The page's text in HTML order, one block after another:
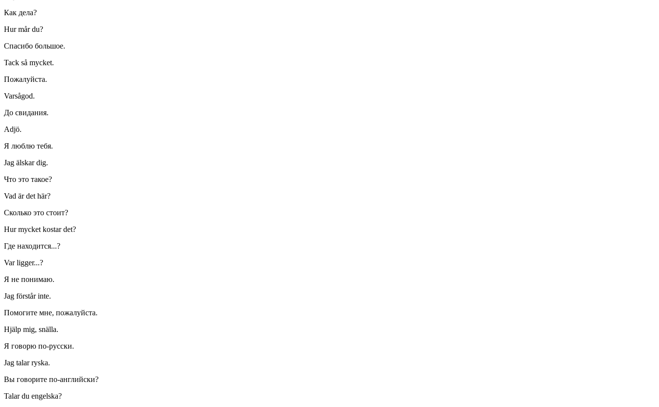
Как дела?
Hur mår du?
Спасибо большое.
Tack så mycket.
Пожалуйста.
Varsågod.
До свидания.
Adjö.
Я люблю тебя.
Jag älskar dig.
Что это такое?
Vad är det här?
Сколько это стоит?
Hur mycket kostar det?
Где находится...?
Var ligger...?
Я не понимаю.
Jag förstår inte.
Помогите мне, пожалуйста.
Hjälp mig, snälla.
Я говорю по-русски.
Jag talar ryska.
Вы говорите по-английски?
Talar du engelska?